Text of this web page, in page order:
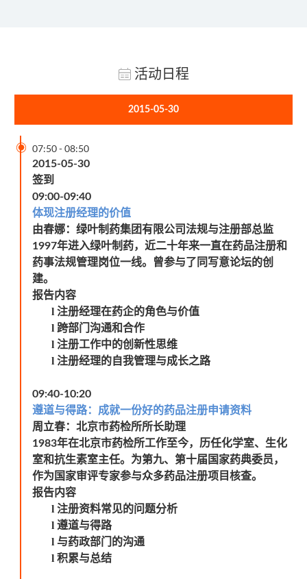
活动日程
2015-05-30
07:50-08:50

2015-05-30
签到
09:00-09:40
体现注册经理的价值
由春娜：绿叶制药集团有限公司法规与注册部总监
1997年进入绿叶制药，近二十年来一直在药品注册和
药事法规管理岗位一线。曾参与了同写意论坛的创
建。
报告内容
l 注册经理在药企的角色与价值
l 跨部门沟通和合作
l 注册工作中的创新性思维
l 注册经理的自我管理与成长之路
09:40-10:20
遵道与得路：成就一份好的药品注册申请资料
周立春：北京市药检所所长助理
1983年在北京市药检所工作至今，历任化学室、生化
室和抗生素室主任。为第九、第十届国家药典委员，
作为国家审评专家参与众多药品注册项目核查。
报告内容
l 注册资料常见的问题分析
l 遵道与得路
l 与药政部门的沟通
l 积累与总结